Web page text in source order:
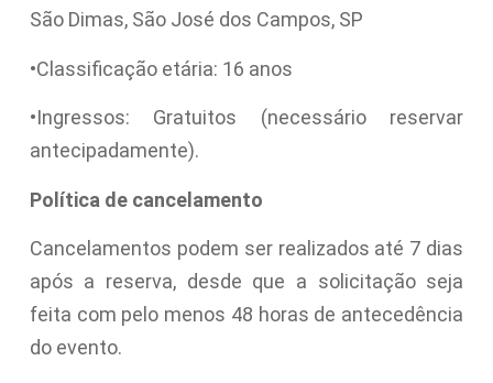
São Dimas, São José dos Campos, SP
•Classificação etária: 16 anos
•Ingressos: Gratuitos (necessário reservar
antecipadamente).
Política de cancelamento
Cancelamentos podem ser realizados até 7 dias
após a reserva, desde que a solicitação seja
feita com pelo menos 48 horas de antecedência
do evento.